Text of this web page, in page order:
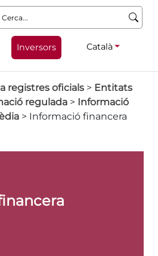
Cerca:
Inversors Català
registres oficials > Entitats
regulada > Informació
> Informació financera